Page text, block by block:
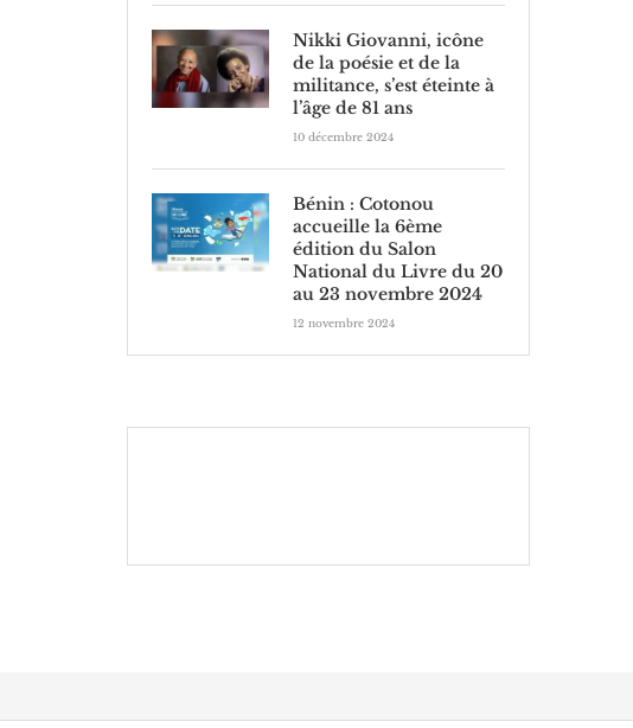
Nikki Giovanni, icône
de la poésie et de la
militance, s’est éteinte à
l’âge de 81 ans
10 décembre 2024
Bénin : Cotonou
accueille la 6ème
édition du Salon
National du Livre du 20
au 23 novembre 2024
12 novembre 2024